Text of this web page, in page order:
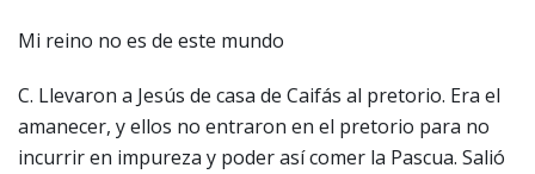
Mi reino no es de este mundo
C. Llevaron a Jesús de casa de Caifás al pretorio. Era el
amanecer, y ellos no entraron en el pretorio para no
incurrir en impureza y poder así comer la Pascua. Salió